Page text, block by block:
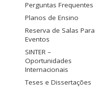
Perguntas Frequentes
Planos de Ensino
Reserva de Salas Para
Eventos
SINTER –
Oportunidades
Internacionais
Teses e Dissertações